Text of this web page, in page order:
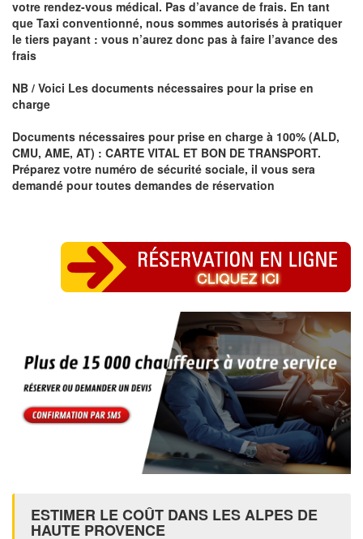
votre rendez-vous médical. Pas d’avance de frais. En tant
que Taxi conventionné, nous sommes autorisés à pratiquer
le tiers payant : vous n’aurez donc pas à faire l’avance des
frais
NB / Voici Les documents nécessaires pour la prise en
charge
Documents nécessaires pour prise en charge à 100% (ALD,
CMU, AME, AT) : CARTE VITAL ET BON DE TRANSPORT.
Préparez votre numéro de sécurité sociale, il vous sera
demandé pour toutes demandes de réservation
ESTIMER LE COÛT DANS LES ALPES DE
HAUTE PROVENCE